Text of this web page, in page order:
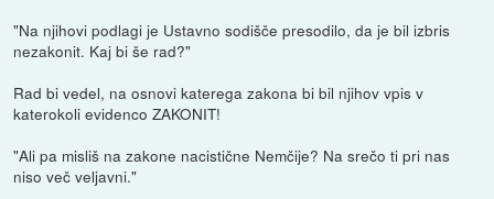
"Na njihovi podlagi je Ustavno sodišče presodilo, da je bil izbris
nezakonit. Kaj bi še rad?"
Rad bi vedel, na osnovi katerega zakona bi bil njihov vpis v
katerokoli evidenco ZAKONIT!
"Ali pa misliš na zakone nacistične Nemčije? Na srečo ti pri nas
niso več veljavni."